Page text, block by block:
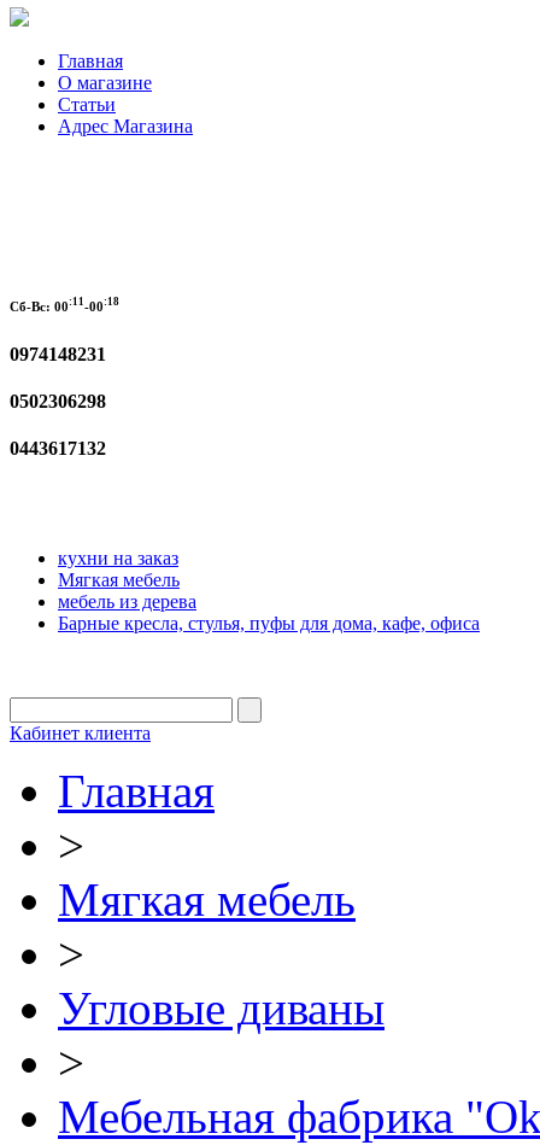
Главная
О магазине
Статьи
Адрес Магазина
Сб-Вс: 00:11 -00:18
0974148231
0502306298
0443617132
кухни на заказ
Мягкая мебель
мебель из дерева
Барные кресла, стулья, пуфы для дома, кафе, офиса
Кабинет клиента
Главная
>
Мягкая мебель
>
Угловые диваны
>
Мебельная фабрика